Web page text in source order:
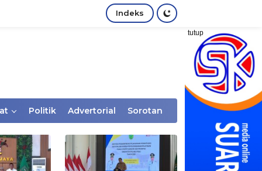
Indeks
tutup
Politik Advertorial Sorotan